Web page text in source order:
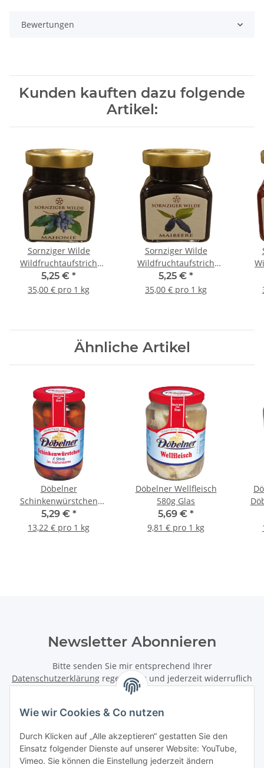
Wie wir Cookies & Co nutzen
Durch Klicken auf „Alle akzeptieren“ gestatten Sie den
Einsatz folgender Dienste auf unserer Website: YouTube,
Vimeo. Sie können die Einstellung jederzeit ändern
Bewertungen
Kunden kauften dazu folgende
Artikel:
Sornziger Wilde
Wildfruchtaufstrich
Mahonie 150g
5,25 € *
35,00 € pro 1 kg
Sornziger Wilde
Wildfruchtaufstrich
Maibeere 150g
5,25 € *
35,00 € pro 1 kg
Ähnliche Artikel
Döbelner
Schinkenwürstchen
5x80g Glas
5,29 € *
13,22 € pro 1 kg
Döbelner Wellfleisch
580g Glas
5,69 € *
9,81 € pro 1 kg
Newsletter Abonnieren
Bitte senden Sie mir entsprechend Ihrer
Datenschutzerklärung regelmäßig und jederzeit widerruflich
Informationen zu Ihrem Produktsortiment per E-Mail zu.
Newsletter Abonnieren
Informationen